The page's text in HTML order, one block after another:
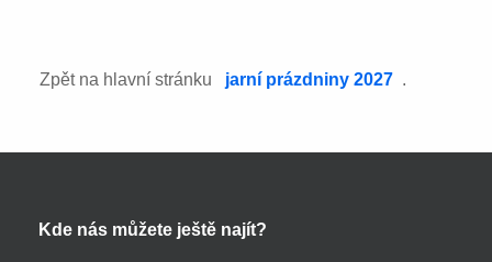
Zpět na hlavní stránku jarní prázdniny 2027 .
Kde nás můžete ještě najít?